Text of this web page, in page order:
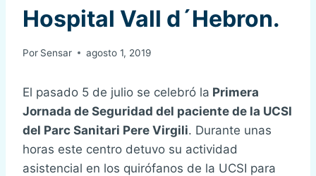
Hospital Vall d´Hebron.
Por Sensar agosto 1, 2019
El pasado 5 de julio se celebró la Primera
Jornada de Seguridad del paciente de la UCSI
del Parc Sanitari Pere Virgili. Durante unas
horas este centro detuvo su actividad
asistencial en los quirófanos de la UCSI para